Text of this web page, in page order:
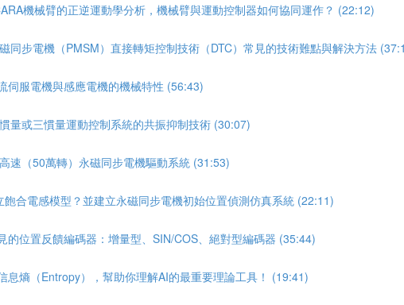
機械臂的正逆運動學分析，機械臂與運動控制器如何協同運作？ (22:12)
同步電機（PMSM）直接轉矩控制技術（DTC）常見的技術難點與解決方法
伺服電機與感應電機的機械特性 (56:43)
量或三慣量運動控制系統的共振抑制技術 (30:07)
速（50萬轉）永磁同步電機驅動系統 (31:53)
合電感模型？並建立永磁同步電機初始位置偵測仿真系統 (22:11)
的位置反饋編碼器：增量型、SIN/COS、絕對型編碼器 (35:44)
息熵（Entropy），幫助你理解AI的最重要理論工具！ (19:41)